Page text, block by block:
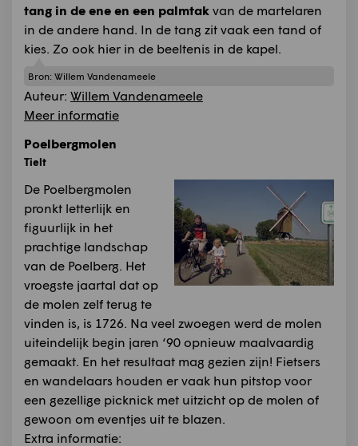
tang in de ene en een palmtak van de martelaren
in de andere hand. In de tang zit vaak een tand of
kies. Zo ook hier in de beeltenis in de kapel.
Bron: Willem Vandenameele
Auteur: Willem Vandenameele
Meer informatie
Poelbergmolen
Tielt
De Poelbergmolen
pronkt letterlijk en
figuurlijk in het
prachtige landschap
van de Poelberg. Het
vroegste jaartal dat op
de molen zelf terug te
vinden is, is 1726. Na veel zwoegen werd de molen
uiteindelijk begin jaren ‘90 opnieuw maalvaardig
gemaakt. En het resultaat mag gezien zijn! Fietsers
en wandelaars houden er vaak hun pitstop voor
een gezellige picknick met uitzicht op de molen of
gewoon om eventjes uit te blazen.
Extra informatie: